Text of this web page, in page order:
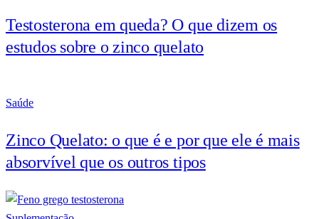
Testosterona em queda? O que dizem os
estudos sobre o zinco quelato
Saúde
Zinco Quelato: o que é e por que ele é mais
absorvível que os outros tipos